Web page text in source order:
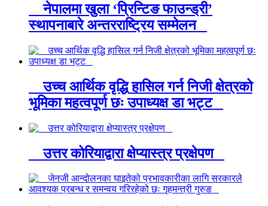
नेपालमा खुला ‘प्रिन्टिङ फाउन्ड्री’
स्थापनाबारे अन्तरराष्ट्रिय सम्मेलन
उच्च आर्थिक वृद्धि हासिल गर्न निजी क्षेत्रको
भूमिका महत्वपूर्ण छः उपाध्यक्ष डा भट्ट
उत्तर कोरियाद्वारा क्षेप्यास्त्र प्रक्षेपण